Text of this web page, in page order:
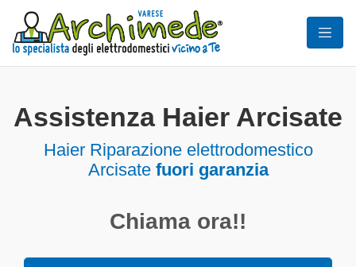
Assistenza Haier Arcisate
Haier Riparazione elettrodomestico
Arcisate fuori garanzia
Chiama ora!!